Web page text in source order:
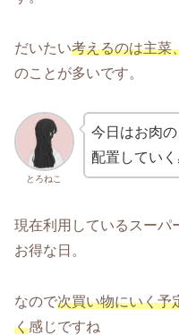
だいたい考えるのは主菜
のことが多いです。
とろねこ
今日はお肉
配置してい
現在利用しているスーパ
お得な日。
なので次買い物にいく予
く感じですね